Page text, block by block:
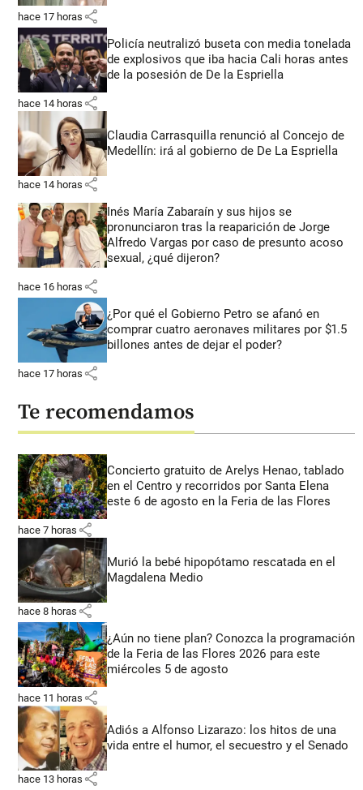
hace 17 horas share
Policía neutralizó buseta con media tonelada
de explosivos que iba hacia Cali horas antes
de la posesión de De la Espriella
hace 14 horas share
Claudia Carrasquilla renunció al Concejo de
Medellín: irá al gobierno de De La Espriella
hace 14 horas share
Inés María Zabaraín y sus hijos se
pronunciaron tras la reaparición de Jorge
Alfredo Vargas por caso de presunto acoso
sexual, ¿qué dijeron?
hace 16 horas share
¿Por qué el Gobierno Petro se afanó en
comprar cuatro aeronaves militares por $1.5
billones antes de dejar el poder?
hace 17 horas share
Te recomendamos
Concierto gratuito de Arelys Henao, tablado
en el Centro y recorridos por Santa Elena
este 6 de agosto en la Feria de las Flores
hace 7 horas share
Murió la bebé hipopótamo rescatada en el
Magdalena Medio
hace 8 horas share
¿Aún no tiene plan? Conozca la programación
de la Feria de las Flores 2026 para este
miércoles 5 de agosto
hace 11 horas share
Adiós a Alfonso Lizarazo: los hitos de una
vida entre el humor, el secuestro y el Senado
hace 13 horas share